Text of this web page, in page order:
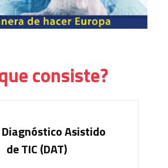
consiste?
Diagnóstico Asistido
de TIC (DAT)